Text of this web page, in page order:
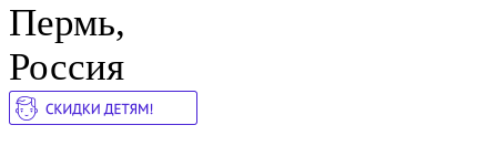
Пермь,
Россия